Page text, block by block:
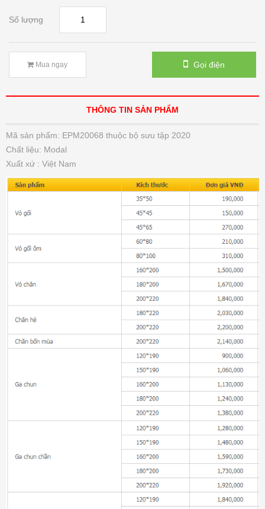
Số lượng
Mua ngay Gọi điện
THÔNG TIN SẢN PHẨM
Mã sản phẩm: EPM20068 thuộc bộ sưu tập 2020
Chất liệu: Modal
Xuất xứ : Việt Nam
Đệm bông ép Artemis